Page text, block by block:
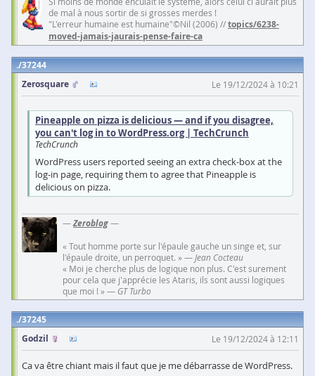
de mal à nous sortir de si grosses merdes !
"L'erreur humaine est humaine"©Nil (2006) //topics/6238-
moved-jamais-jaurais-pense-faire-ca
37244
Zerosquare
Le 19/12/2024 à 10:21
Pineapple on pizza is delicious — and if you disagree,
you can't log in to WordPress.org | TechCrunch
TechCrunch
WordPress users reported seeing an extra check-box at the
log-in page, requiring them to agree that Pineapple is
delicious on pizza.
—Zeroblog—
« Tout homme porte sur l'épaule gauche un singe et, sur
l'épaule droite, un perroquet. » — Jean Cocteau
« Moi je cherche plus de logique non plus. C'est surement
pour cela que j'apprécie les Ataris, ils sont aussi logiques
que moi ! » — GT Turbo
37245
Godzil
Le 19/12/2024 à 12:11
Ca va être chiant mais il faut que je me débarrasse de WordPress.